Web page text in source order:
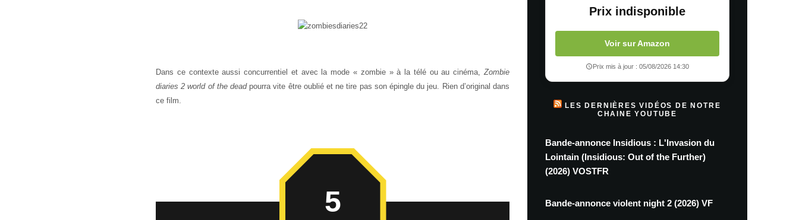
Dans ce contexte aussi concurrentiel et avec la mode « zombie » à la télé ou au cinéma,Zombie
diaries 2 world of the deadpourra vite être oublié et ne tire pas son épingle du jeu. Rien d’original dans
ce film.
5
Prix indisponible
Voir sur Amazon
Prix mis à jour : 05/08/2026 14:30
LES DERNIÈRES VIDÉOS DE NOTRE
CHAINE YOUTUBE
Bande-annonce Insidious : L'Invasion du
Lointain (Insidious: Out of the Further)
(2026) VOSTFR
Bande-annonce violent night 2 (2026) VF